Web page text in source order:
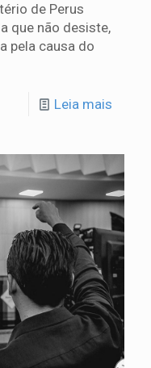
de Perus
que não desiste,
pela causa do
Leia mais